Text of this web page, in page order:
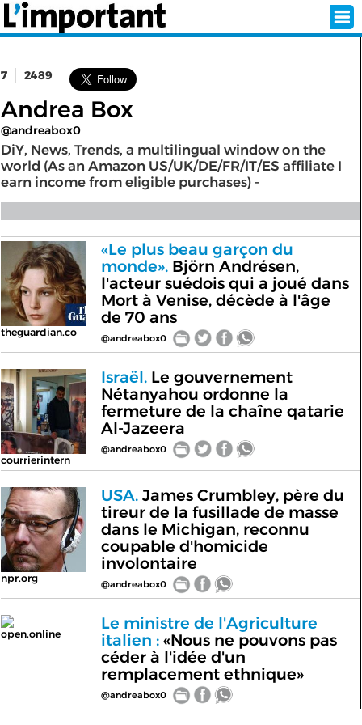
SÉLECTION DE L'ÉTÉ
ABONNEZ-VOUS À LA NEWSLETTER!
SUIVEZ NOUS:
< RETOUR À L'ACCUEIL
7 2489
Andrea Box
@andreabox0
DiY, News, Trends, a multilingual window on the
world (As an Amazon US/UK/DE/FR/IT/ES affiliate I
earn income from eligible purchases) -
theguardian.co
«Le plus beau garçon du
monde».Björn Andrésen,
l'acteur suédois qui a joué dans
Mort à Venise, décède à l'âge
de 70 ans
@andreabox0
courrierintern
Israël.Le gouvernement
Nétanyahou ordonne la
fermeture de la chaîne qatarie
Al-Jazeera
@andreabox0
npr.org
USA.James Crumbley, père du
tireur de la fusillade de masse
dans le Michigan, reconnu
coupable d'homicide
involontaire
@andreabox0
open.online
Le ministre de l'Agriculture
italien :«Nous ne pouvons pas
céder à l'idée d'un
remplacement ethnique»
@andreabox0